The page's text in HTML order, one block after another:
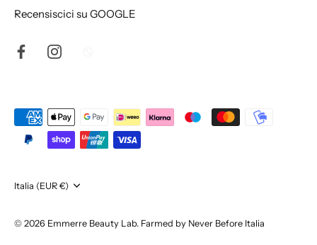
Recensiscici su GOOGLE
Valuta
Italia (EUR €)
© 2026 Emmerre Beauty Lab. Farmed by Never Before Italia